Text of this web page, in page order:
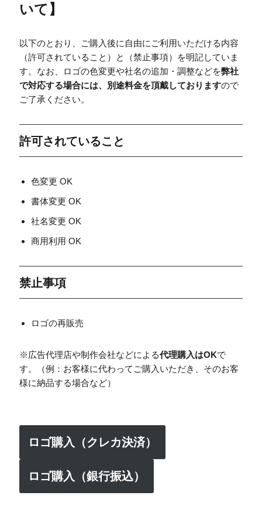
いて 】
以下のとおり、ご購入後に自由にご利用いただける内容
（許可されていること）と（禁止事項）を明記していま
す。なお、ロゴの色変更や社名の追加・調整などを弊社
で対応する場合には、別途料金を頂戴しておりますので
ご了承ください。
許可されていること
色変更 OK
書体変更 OK
社名変更 OK
商用利用 OK
禁止事項
ロゴの再販売
※広告代理店や制作会社などによる代理購入はOKで
す。（例：お客様に代わってご購入いただき、そのお客
様に納品する場合など）
ロゴ購入（クレカ決済）
ロゴ購入（銀行振込）